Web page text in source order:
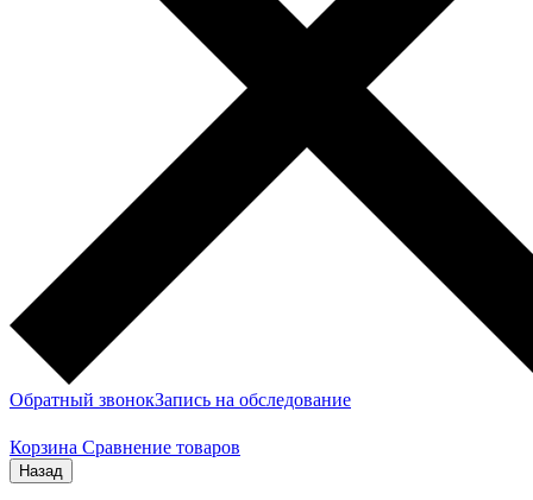
Обратный звонокЗапись на обследование
Корзина Сравнение товаров
Назад